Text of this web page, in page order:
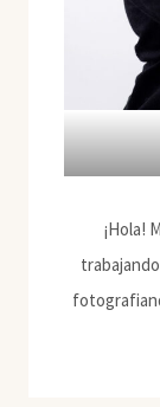
¡Hola!